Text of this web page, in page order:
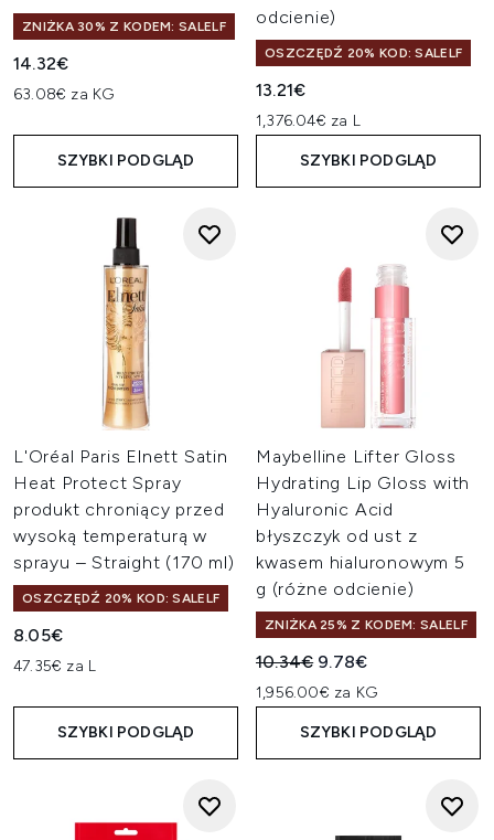
ZNIŻKA 30% Z KODEM: SALELF
14.32€
63.08€ za KG
SZYBKI PODGLĄD
odcienie)
OSZCZĘDŹ 20% KOD: SALELF
13.21€
1,376.04€ za L
SZYBKI PODGLĄD
L'Oréal Paris Elnett Satin
Heat Protect Spray
produkt chroniący przed
wysoką temperaturą w
sprayu – Straight (170 ml)
OSZCZĘDŹ 20% KOD: SALELF
8.05€
47.35€ za L
SZYBKI PODGLĄD
Maybelline Lifter Gloss
Hydrating Lip Gloss with
Hyaluronic Acid
błyszczyk od ust z
kwasem hialuronowym 5
g (różne odcienie)
ZNIŻKA 25% Z KODEM: SALELF
Sugerowana cena
10.34€ Aktualna cena:
9.78€
1,956.00€ za KG
SZYBKI PODGLĄD